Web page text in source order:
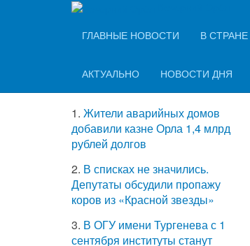
ГЛАВНЫЕ НОВОСТИ
В СТРАНЕ
АКТУАЛЬНО НОВОСТИ ДНЯ
1. Жители аварийных домов
добавили казне Орла 1,4 млрд
рублей долгов
2. В списках не значились.
Депутаты обсудили пропажу
коров из «Красной звезды»
3. В ОГУ имени Тургенева с 1
сентября институты станут